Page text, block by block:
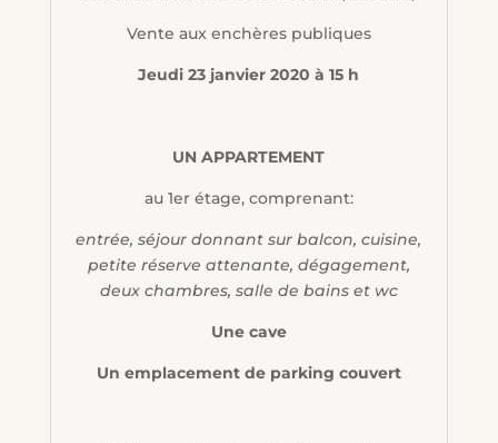
Vente aux enchères publiques
Jeudi 23 janvier 2020 à 15 h
UN APPARTEMENT
au 1er étage, comprenant:
entrée, séjour donnant sur balcon, cuisine,
petite réserve attenante, dégagement,
deux chambres, salle de bains et wc
Une cave
Un emplacement de parking couvert